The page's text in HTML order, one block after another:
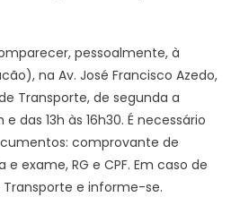
pessoalmente, à
na Av. José Francisco Azedo,
Transporte, de segunda a
das 13h às 16h30. É necessário
comprovante de
exame, RG e CPF. Em caso de
e informe-se.